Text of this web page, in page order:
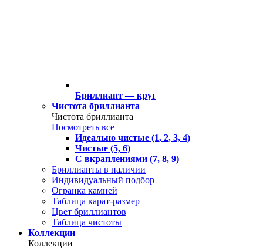
Бриллиант — круг
Чистота бриллианта
Чистота бриллианта
Посмотреть все
Идеально чистые (1, 2, 3, 4)
Чистые (5, 6)
С вкраплениями (7, 8, 9)
Бриллианты в наличии
Индивидуальный подбор
Огранка камней
Таблица карат-размер
Цвет бриллиантов
Таблица чистоты
Коллекции
Коллекции